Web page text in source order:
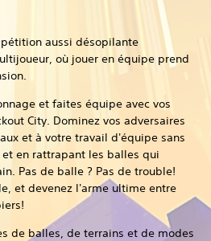
aussi désopilante
où jouer en équipe prend
et faites équipe avec vos
City. Dominez vos adversaires
et à votre travail d'équipe sans
en rattrapant les balles qui
Pas de balle ? Pas de trouble!
et devenez l'arme ultime entre
de balles, de terrains et de modes